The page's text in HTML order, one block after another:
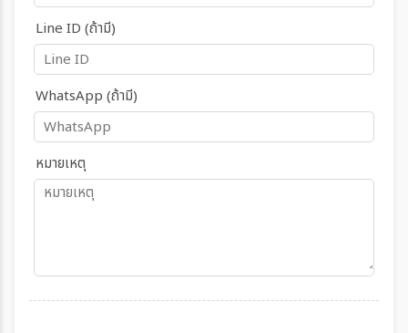
Line ID (ถ้ามี)
WhatsApp (ถ้ามี)
หมายเหตุ